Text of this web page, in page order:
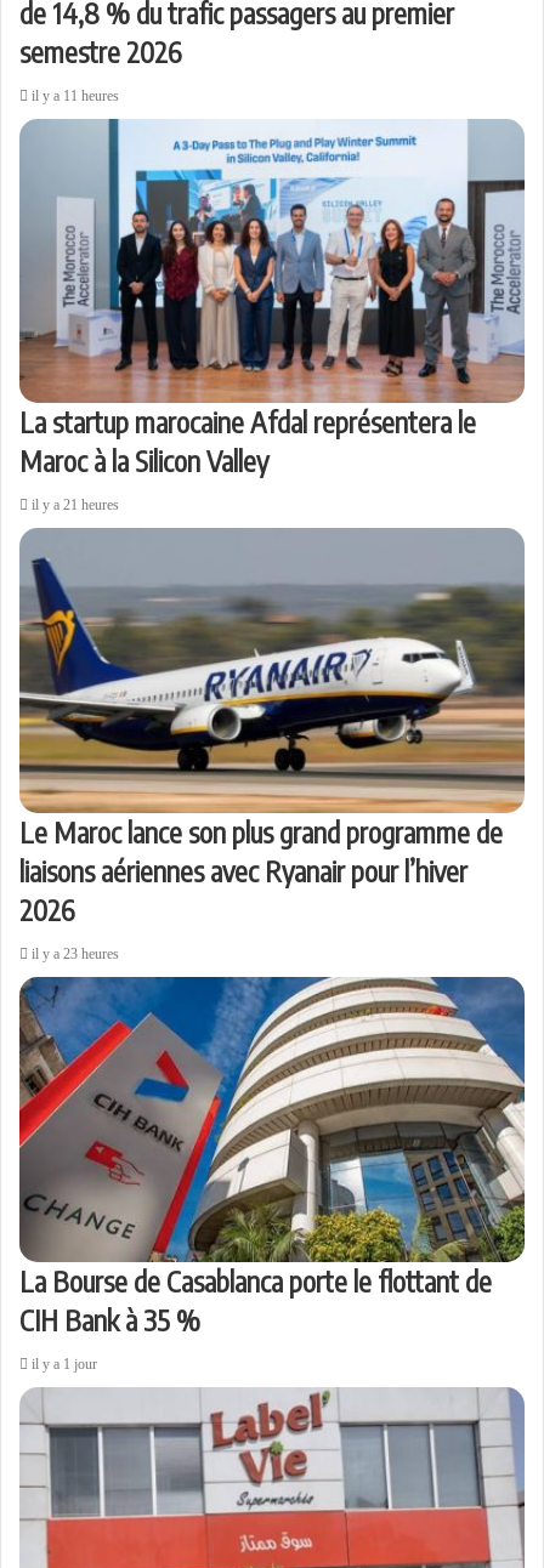
de 14,8 % du trafic passagers au premier
semestre 2026
il y a 11 heures
La startup marocaine Afdal représentera le
Maroc à la Silicon Valley
il y a 21 heures
Le Maroc lance son plus grand programme de
liaisons aériennes avec Ryanair pour l’hiver
2026
il y a 23 heures
La Bourse de Casablanca porte le flottant de
CIH Bank à 35 %
il y a 1 jour